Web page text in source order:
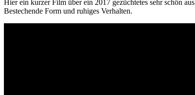
Hier ein kurzer Film über ein 2017 gezüchtetes sehr schön
Bestechende Form und ruhiges Verhalten.